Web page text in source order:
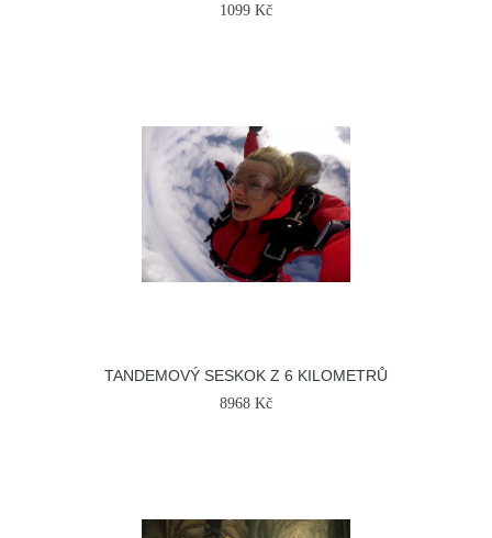
1099 Kč
TANDEMOVÝ SESKOK Z 6 KILOMETRŮ
8968 Kč